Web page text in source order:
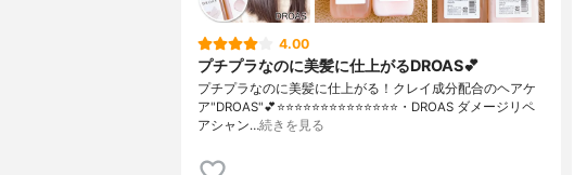
4.00
プチプラなのに美髪に仕上がるDROAS💕
プチプラなのに美髪に仕上がる！クレイ成分配合のヘアケ
ア"DROAS"💕⭐️⭐️⭐️⭐️⭐️⭐️⭐️⭐️⭐️⭐️⭐️⭐️⭐️⭐️・DROAS ダメージリペ
アシャン…続きを見る